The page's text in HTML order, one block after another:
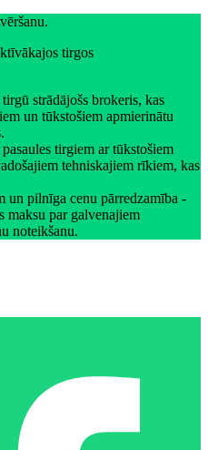
tirgos
strādājošs brokeris, kas
un tūkstošiem apmierinātu
tirgiem ar tūkstošiem
tehniskajiem rīkiem, kas
un pilnīga cenu pārredzamība -
par galvenajiem
noteikšanu.